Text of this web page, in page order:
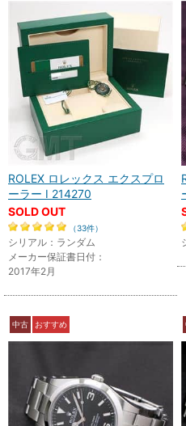
ROLEX ロレックス エクスプロ
ーラー I 214270
SOLD OUT
（33件）
シリアル：ランダム
メーカー保証書日付：
2017年2月
中古 おすすめ